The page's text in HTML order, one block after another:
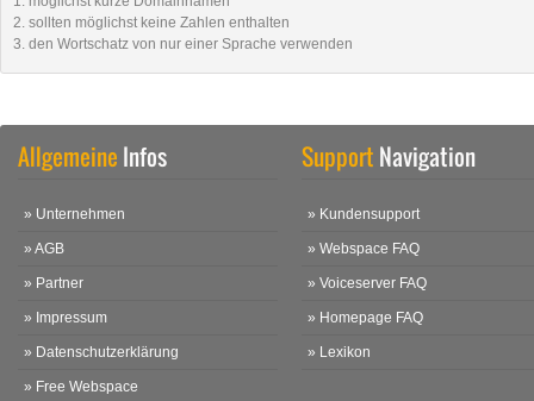
2. sollten möglichst keine Zahlen enthalten
3. den Wortschatz von nur einer Sprache verwenden
Allgemeine Infos
» Unternehmen
» AGB
» Partner
» Impressum
» Datenschutzerklärung
» Free Webspace
Support Navigation
» Kundensupport
» Webspace FAQ
» Voiceserver FAQ
» Homepage FAQ
» Lexikon